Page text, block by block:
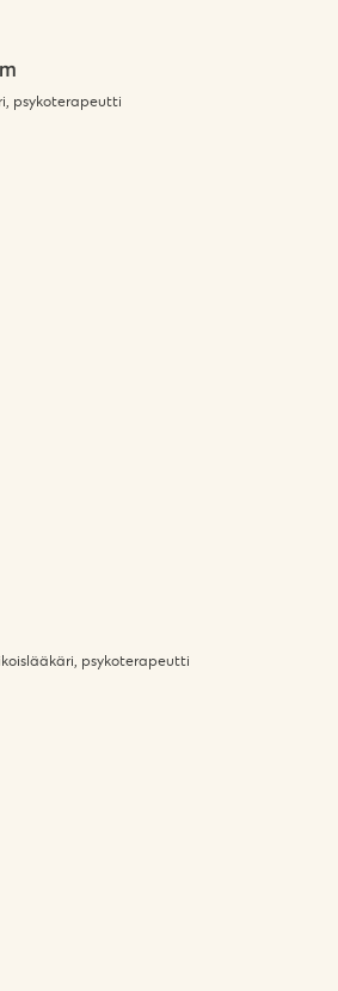
psykoterapeutti
psykoterapeutti